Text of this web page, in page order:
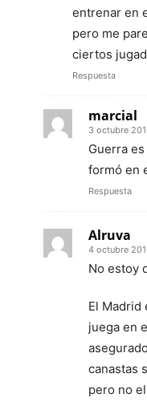
entrenar en
pero me
ciertos
Respuesta
marcial
3 octubre
Guerra
formó en
Respuesta
Alruva
4 octubre
No estoy
El Madrid
juega en
canastas
pero no